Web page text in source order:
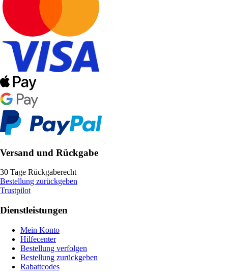
Versand und Rückgabe
30 Tage Rückgaberecht
Bestellung zurückgeben
Trustpilot
Dienstleistungen
Mein Konto
Hilfecenter
Bestellung verfolgen
Bestellung zurückgeben
Rabattcodes